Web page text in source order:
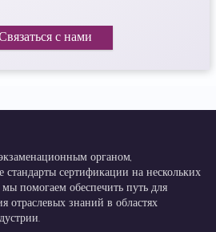
с нами
органом,
сертификации на нескольких
помогаем обеспечить путь для
отраслевых знаний в областях